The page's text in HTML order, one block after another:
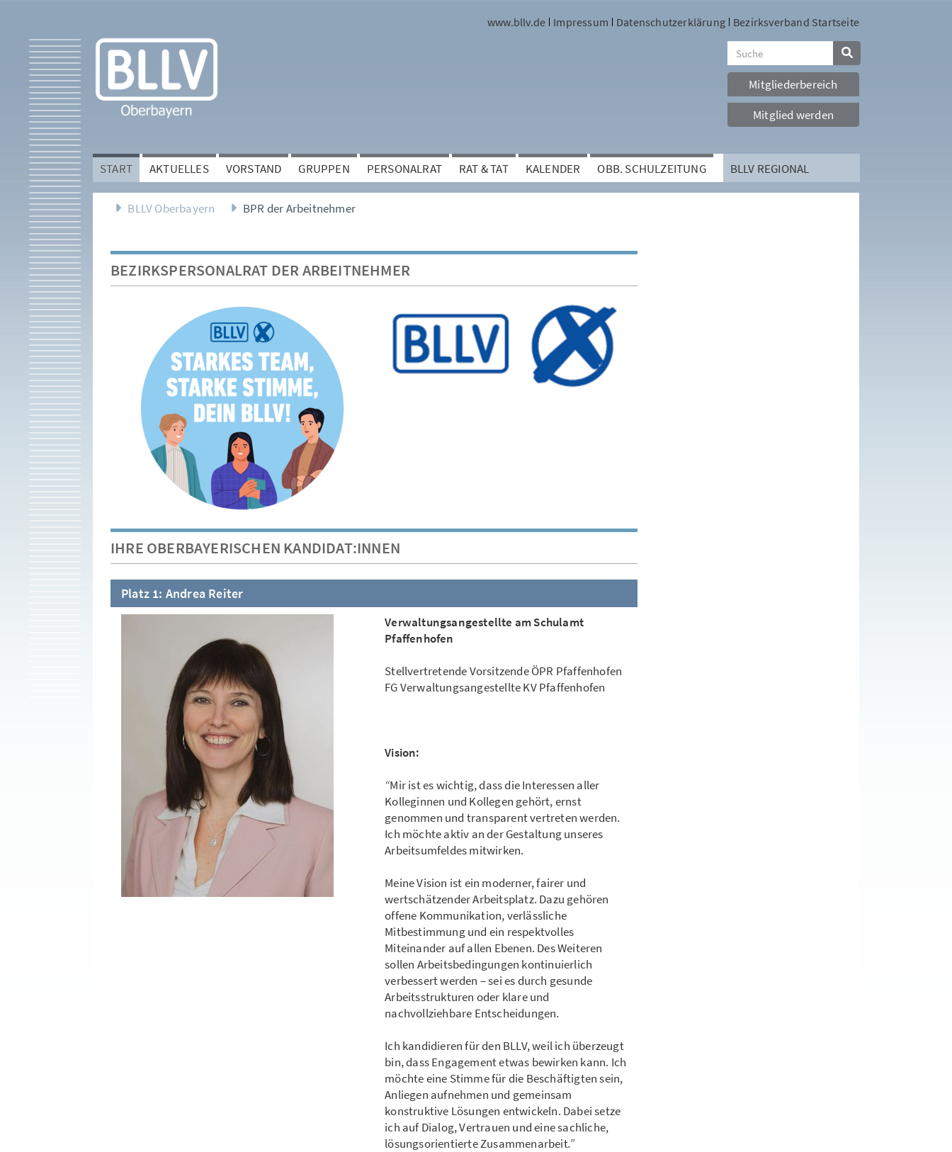
www.bllv.de Impressum Datenschutzerklärung Bezirksverband Startseite
Mitgliederbereich
Mitglied werden
START AKTUELLES VORSTAND GRUPPEN PERSONALRAT RAT & TAT KALENDER OBB. SCHULZEITUNG BLLV REGIONAL
BLLV Oberbayern BPR der Arbeitnehmer
BEZIRKSPERSONALRAT DER ARBEITNEHMER
IHRE OBERBAYERISCHEN KANDIDAT:INNEN
Platz 1: Andrea Reiter
Verwaltungsangestellte am Schulamt
Pfaffenhofen
Stellvertretende Vorsitzende ÖPR Pfaffenhofen
FG Verwaltungsangestellte KV Pfaffenhofen
Vision:
“Mir ist es wichtig, dass die Interessen aller
Kolleginnen und Kollegen gehört, ernst
genommen und transparent vertreten werden.
Ich möchte aktiv an der Gestaltung unseres
Arbeitsumfeldes mitwirken.
Meine Vision ist ein moderner, fairer und
wertschätzender Arbeitsplatz. Dazu gehören
offene Kommunikation, verlässliche
Mitbestimmung und ein respektvolles
Miteinander auf allen Ebenen. Des Weiteren
sollen Arbeitsbedingungen kontinuierlich
verbessert werden – sei es durch gesunde
Arbeitsstrukturen oder klare und
nachvollziehbare Entscheidungen.
Ich kandidieren für den BLLV, weil ich überzeugt
bin, dass Engagement etwas bewirken kann. Ich
möchte eine Stimme für die Beschäftigten sein,
Anliegen aufnehmen und gemeinsam
konstruktive Lösungen entwickeln. Dabei setze
ich auf Dialog, Vertrauen und eine sachliche,
lösungsorientierte Zusammenarbeit.”